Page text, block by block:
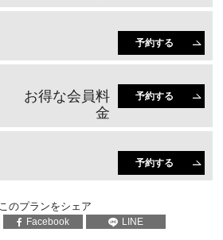
予約する
お得な会員料
金
予約する
予約する
このプランをシェア
Facebook LINE